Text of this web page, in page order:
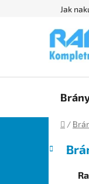
Jak
Domů
/
P
kategorie
a